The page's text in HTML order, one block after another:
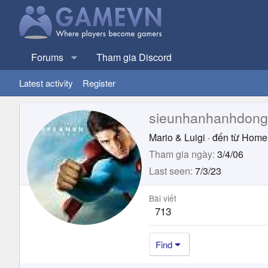
Forums Tham gia Discord
Latest activity Register
sieunhanhanhdong
Mario & Luigi · đến từ Home
Tham gia ngày 3/4/06
Last seen 7/3/23
Bài viết
713
Find